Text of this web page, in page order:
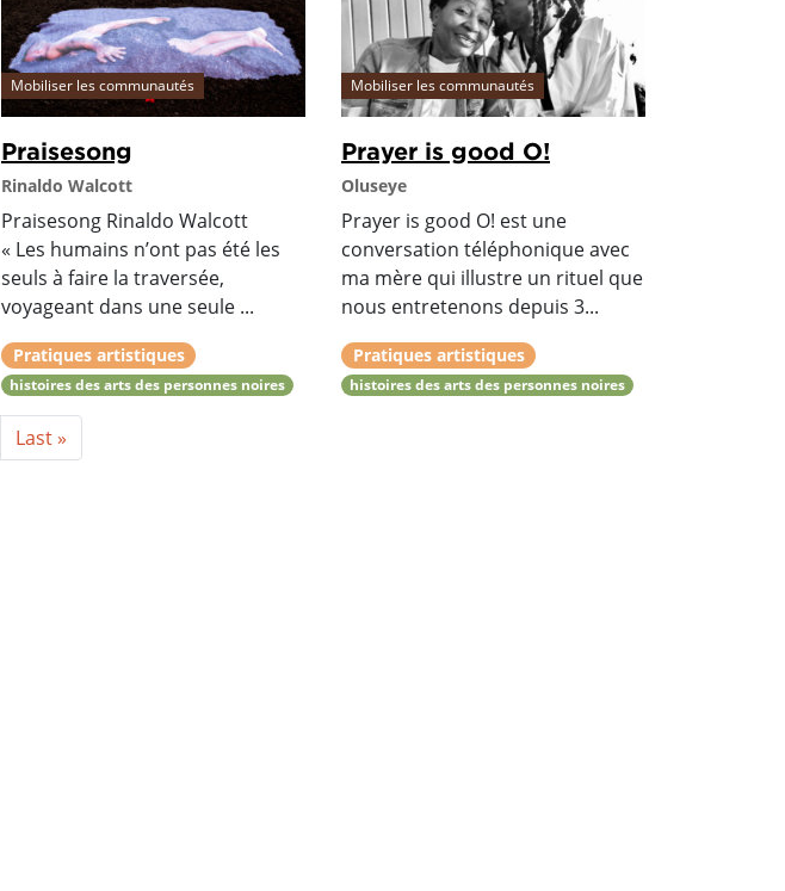
Mobiliser les communautés
Praisesong
Rinaldo Walcott
Praisesong Rinaldo Walcott
« Les humains n’ont pas été les
seuls à faire la traversée,
voyageant dans une seule ...
Pratiques artistiques
histoires des arts des personnes noires
Mobiliser les communautés
Prayer is good O!
Oluseye
Prayer is good O! est une
conversation téléphonique avec
ma mère qui illustre un rituel que
nous entretenons depuis 3...
Pratiques artistiques
histoires des arts des personnes noires
Last »